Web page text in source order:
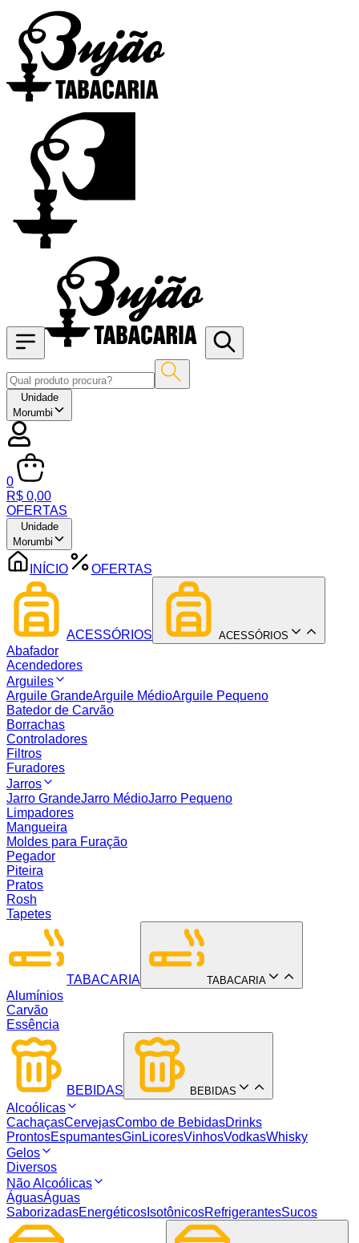
Unidade
Morumbi
0
R$ 0,00
OFERTAS
Unidade
Morumbi
INÍCIO OFERTAS
ACESSÓRIOS ACESSÓRIOS
Abafador
Acendedores
Arguiles
Arguile GrandeArguile MédioArguile Pequeno
Batedor de Carvão
Borrachas
Controladores
Filtros
Furadores
Jarros
Jarro GrandeJarro MédioJarro Pequeno
Limpadores
Mangueira
Moldes para Furação
Pegador
Piteira
Pratos
Rosh
Tapetes
TABACARIA TABACARIA
Alumínios
Carvão
Essência
BEBIDAS BEBIDAS
Alcoólicas
CachaçasCervejasCombo de BebidasDrinks
ProntosEspumantesGin LicoresVinhosVodkasWhisky
Gelos
Diversos
Não Alcoólicas
ÁguasÁguas
SaborizadasEnergéticos IsotônicosRefrigerantesSucos